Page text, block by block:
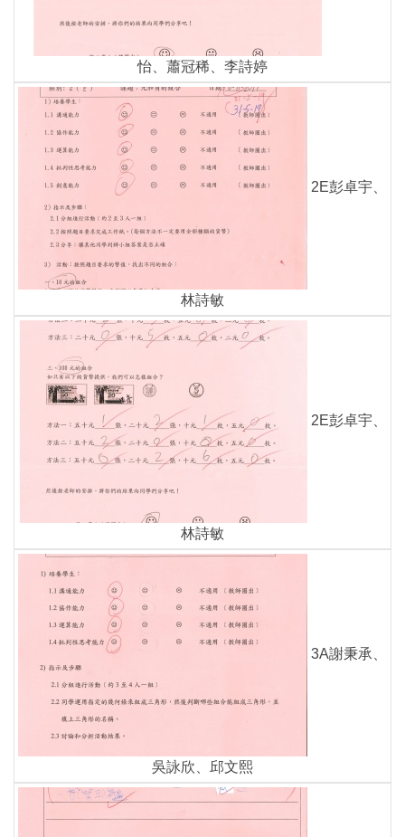
怡、蕭冠稀、李詩婷
2E彭卓宇、
林詩敏
2E彭卓宇、
林詩敏
3A謝秉承、
吳詠欣、邱文熙